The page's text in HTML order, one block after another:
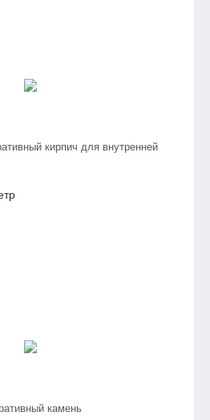
кирпич для внутренней
камень